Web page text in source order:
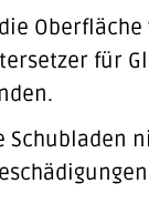
für
Schubladen